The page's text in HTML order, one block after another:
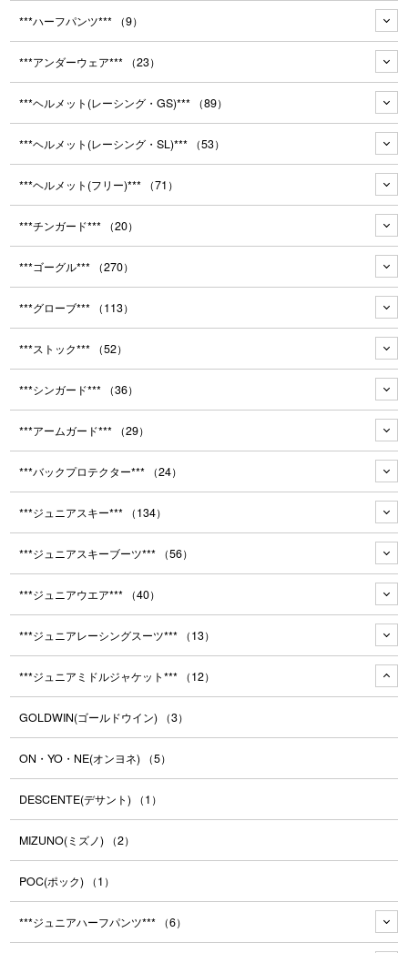
***ハーフパンツ*** （9）
***アンダーウェア*** （23）
***ヘルメット(レーシング・GS)*** （89）
***ヘルメット(レーシング・SL)*** （53）
***ヘルメット(フリー)*** （71）
***チンガード*** （20）
***ゴーグル*** （270）
***グローブ*** （113）
***ストック*** （52）
***シンガード*** （36）
***アームガード*** （29）
***バックプロテクター*** （24）
***ジュニアスキー*** （134）
***ジュニアスキーブーツ*** （56）
***ジュニアウエア*** （40）
***ジュニアレーシングスーツ*** （13）
***ジュニアミドルジャケット*** （12）
GOLDWIN(ゴールドウイン) （3）
ON・YO・NE(オンヨネ) （5）
DESCENTE(デサント) （1）
MIZUNO(ミズノ) （2）
POC(ポック) （1）
***ジュニアハーフパンツ*** （6）